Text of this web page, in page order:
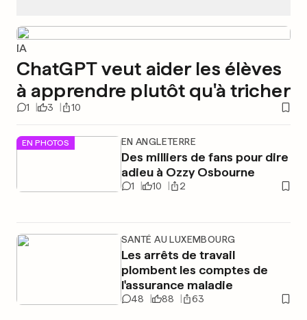
IA
ChatGPT veut aider les élèves
à apprendre plutôt qu'à tricher
1 3 10
EN PHOTOS EN ANGLETERRE
Des milliers de fans pour dire
adieu à Ozzy Osbourne
1 10 2
SANTÉ AU LUXEMBOURG
Les arrêts de travail
plombent les comptes de
l'assurance maladie
48 88 63